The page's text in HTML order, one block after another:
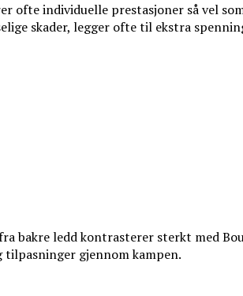
ofte individuelle prestasjoner så vel
skader, legger ofte til ekstra
bakre ledd kontrasterer sterkt med
gjennom kampen.